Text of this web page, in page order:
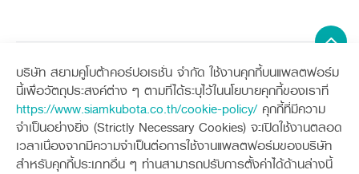
บริษัท สยามคูโบต้าคอร์ปอเรชั่น จำกัด ใช้งานคุกกี้บนแพลตฟอร์ม
นี้เพื่อวัตถุประสงค์ต่าง ๆ ตามที่ได้ระบุไว้ในนโยบายคุกกี้ของเราที่
https://www.siamkubota.co.th/cookie-policy/คุกกี้ที่มีความ
จำเป็นอย่างยิ่ง (Strictly Necessary Cookies) จะเปิดใช้งานตลอด
เวลาเนื่องจากมีความจำเป็นต่อการใช้งานแพลตฟอร์มของบริษัท
สำหรับคุกกี้ประเภทอื่น ๆ ท่านสามารถปรับการตั้งค่าได้ด้านล่างนี้
Sitemap
เครื่องจักรกลการเกษตร
แทรกเตอร์
อุปกรณ์ต่อพ่วงแทรกเตอร์
รถเกี่ยวนวดข้าว
เครื่องจักรกลก่อสร้าง
รถขุดขนาดเล็ก
อุปกรณ์ต่อพ่วงรถขุด
รถตักล้อยาง
ช่องทางการติดตาม ศูนย์ลูกค้าสัมพันธ์คูโบต้า คอนเนค